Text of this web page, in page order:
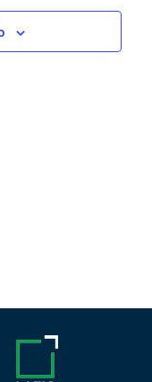
viste